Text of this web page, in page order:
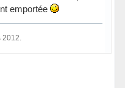
emportée
2012.